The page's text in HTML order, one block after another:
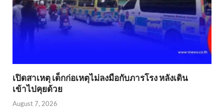
เปิดสาเหตุ เด็กก่อเหตุไม่ลงมือกับภารโรง หลังเดิน
เข้าไปคุยด้วย
August 7, 2026